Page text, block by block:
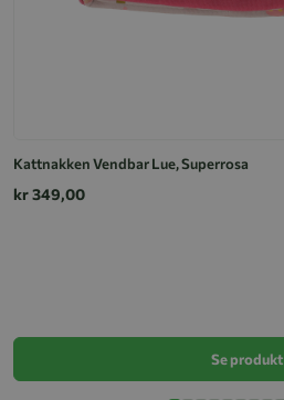
Kattnakken Vendbar Lue, Superrosa
kr 349,00
Se produkt